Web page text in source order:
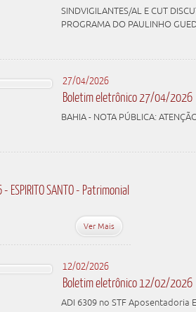
SINDVIGILANTES/AL E CUT
PROGRAMA DO PAULINHO
27/04/2026
Boletim eletrônico 27/04/2026
BAHIA - NOTA PÚBLICA:
ESPIRITO SANTO - Patrimonial
Ver Mais
12/02/2026
Boletim eletrônico 12/02/2026
ADI 6309 no STF Aposentadoria